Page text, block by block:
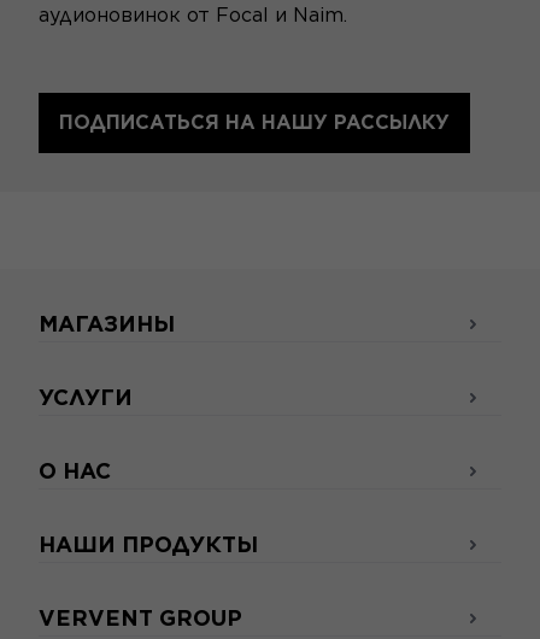
аудионовинок от Focal и Naim.
ПОДПИСАТЬСЯ НА НАШУ РАССЫЛКУ
МАГАЗИНЫ
УСЛУГИ
О НАС
НАШИ ПРОДУКТЫ
VERVENT GROUP